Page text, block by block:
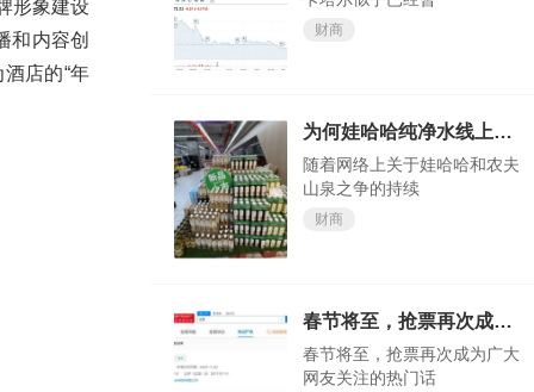
形象建设
和内容创
店的“年
财商
为何娃哈哈纯净水线上会卖断货？
随着网络上关于娃哈哈和农夫
山泉之争的持续
财商
春节将至，抢票再次成为广大网友关注的热门话题
春节将至，抢票再次成为广大
网友关注的热门话